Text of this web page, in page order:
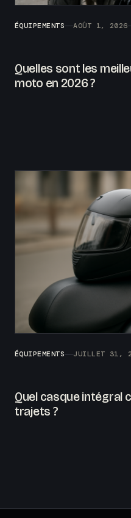
ÉQUIPEMENTS AOÛT 1, 2026
Quelles sont les
moto en 2026 ?
ÉQUIPEMENTS JUILLET 31,
Quel casque intégral
trajets ?